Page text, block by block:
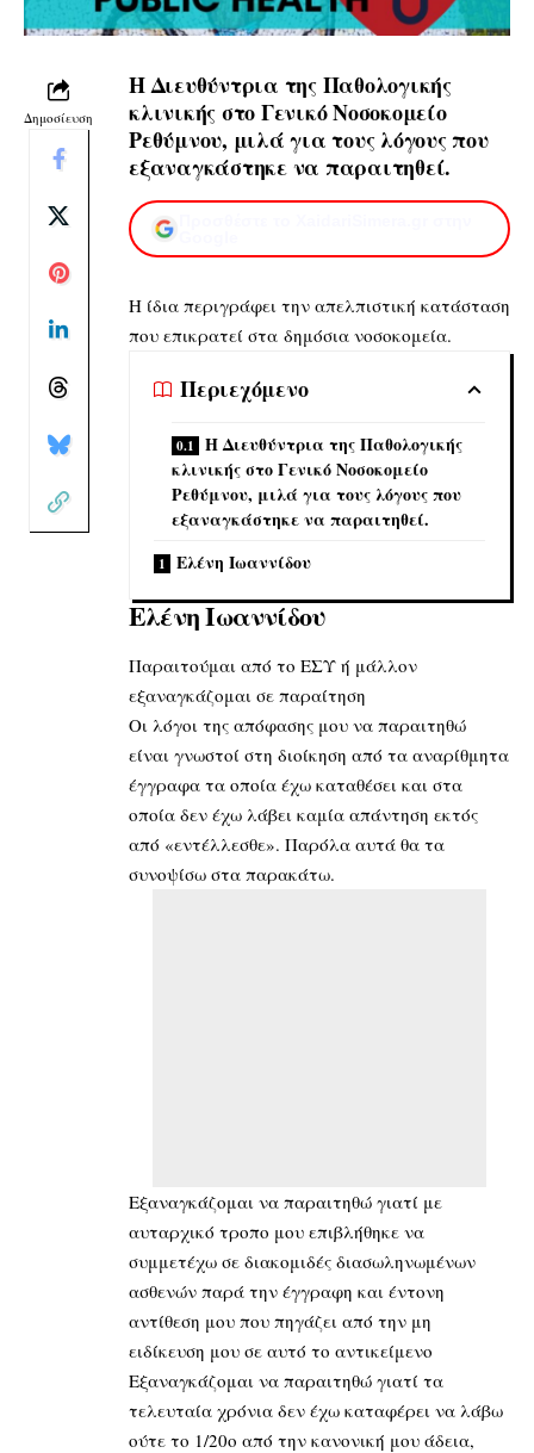
Δημοσίευση
Η Διευθύντρια της Παθολογικής
κλινικής στο Γενικό Νοσοκομείο
Ρεθύμνου, μιλά για τους λόγους που
εξαναγκάστηκε να παραιτηθεί.
Η ίδια περιγράφει την απελπιστική κατάσταση
που επικρατεί στα δημόσια νοσοκομεία.
Περιεχόμενο
Η Διευθύντρια της Παθολογικής
κλινικής στο Γενικό Νοσοκομείο
Ρεθύμνου, μιλά για τους λόγους που
εξαναγκάστηκε να παραιτηθεί.
Ελένη Ιωαννίδου
Ελένη Ιωαννίδου
Παραιτούμαι από το ΕΣΥ ή μάλλον
εξαναγκάζομαι σε παραίτηση
Οι λόγοι της απόφασης μου να παραιτηθώ
είναι γνωστοί στη διοίκηση από τα αναρίθμητα
έγγραφα τα οποία έχω καταθέσει και στα
οποία δεν έχω λάβει καμία απάντηση εκτός
από «εντέλλεσθε». Παρόλα αυτά θα τα
συνοψίσω στα παρακάτω.
Εξαναγκάζομαι να παραιτηθώ γιατί με
αυταρχικό τροπο μου επιβλήθηκε να
συμμετέχω σε διακομιδές διασωληνωμένων
ασθενών παρά την έγγραφη και έντονη
αντίθεση μου που πηγάζει από την μη
ειδίκευση μου σε αυτό το αντικείμενο
Εξαναγκάζομαι να παραιτηθώ γιατί τα
τελευταία χρόνια δεν έχω καταφέρει να λάβω
ούτε το 1/20ο από την κανονική μου άδεια,